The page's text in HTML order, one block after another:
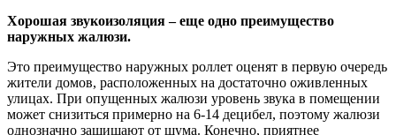
Хорошая звукоизоляция – еще одно преимущество
наружных жалюзи.
Это преимущество наружных роллет оценят в первую очередь
жители домов, расположенных на достаточно оживленных
улицах. При опущенных жалюзи уровень звука в помещении
может снизиться примерно на 6-14 децибел, поэтому жалюзи
однозначно защищают от шума. Конечно, приятнее